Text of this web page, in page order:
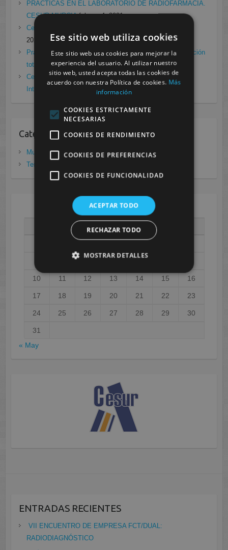
PRÁCTICAS EN EL LABORATORIO DE RADIOFARMACIA.
CESUR MURCIA febrero 4, 2021
Cesur Murcia en directo con Pedro G. Aguado.
2021
Prácticas de Radiología Simple en Cesur Murcia. Protección
total frente a Covid19 enero 26, 2021
Cesur Murcia: Premio Especial FP, XIII Congreso
Internacional Enfermedades raras
Categorias
Murcia
(281)
Tenerife
AGOSTO 2026
X J V
10 11 12 13 14 15 16
17 18 19 20 21 22 23
24 25 26 27 28 29 30
31
« May
ENTRADAS RECIENTES
VII ENCUENTRO DE EMPRESA FCT/DUAL:
RADIODIAGNÓSTICO
Ese sitio web utiliza cookies
Este sitio web usa cookies para mejorar la
experiencia del usuario. Al utilizar nuestro
sitio web, usted acepta todas las cookies de
acuerdo con nuestra Política de cookies. Más
información
COOKIES ESTRICTAMENTE
NECESARIAS
COOKIES DE RENDIMIENTO
COOKIES DE PREFERENCIAS
COOKIES DE FUNCIONALIDAD
ACEPTAR TODO
RECHAZAR TODO
MOSTRAR DETALLES